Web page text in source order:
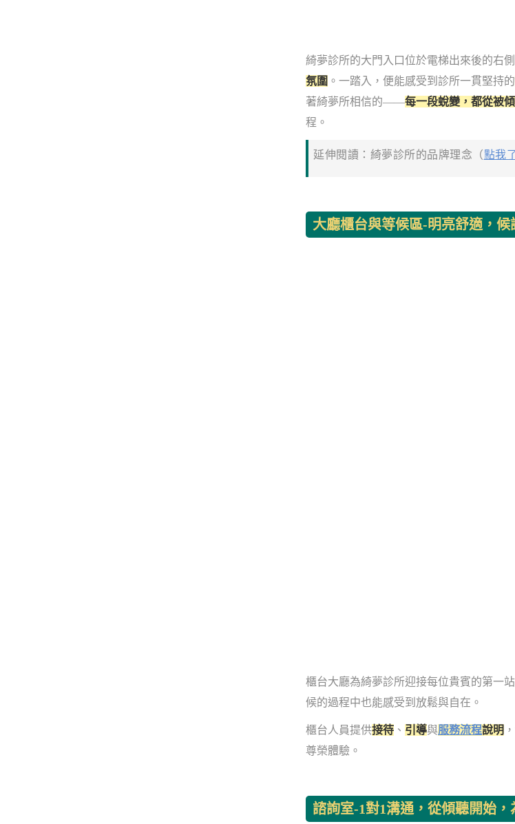
綺夢診所的大門入口位於電梯出來後的右
氛圍 。一踏入，便能感受到診所一貫堅持的
著綺夢所相信的——每一段蛻變，都從被
程。
延伸閱讀：綺夢診所的品牌理念（點我
大廳櫃台與等候區-明亮舒適，候
櫃台大廳為綺夢診所迎接每位貴賓的第一
候的過程中也能感受到放鬆與自在。
櫃台人員提供接待 、 引導與服務流程說明
尊榮體驗。
諮詢室-1對1溝通，從傾聽開始，